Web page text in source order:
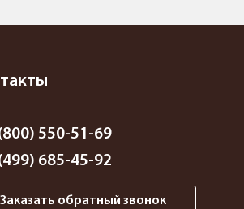
550-51-69
685-45-92
Заказать обратный звонок